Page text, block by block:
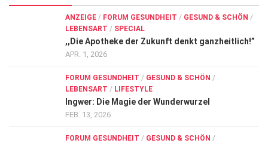
ANZEIGE / FORUM GESUNDHEIT / GESUND & SCHÖN /
LEBENSART / SPECIAL
,,Die Apotheke der Zukunft denkt ganzheitlich!”
APR. 1, 2026
FORUM GESUNDHEIT / GESUND & SCHÖN /
LEBENSART / LIFESTYLE
Ingwer: Die Magie der Wunderwurzel
FEB. 13, 2026
FORUM GESUNDHEIT / GESUND & SCHÖN /